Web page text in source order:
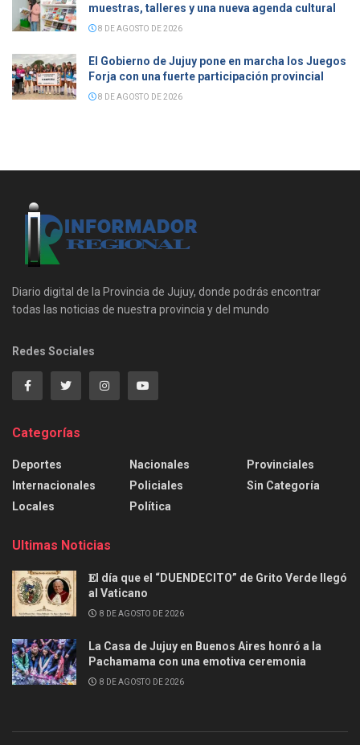
muestras, talleres y una nueva agenda cultural
8 DE AGOSTO DE 2026
El Gobierno de Jujuy pone en marcha los Juegos
Forja con una fuerte participación provincial
8 DE AGOSTO DE 2026
Diario digital de la Provincia de Jujuy, donde podrás encontrar
todas las noticias de nuestra provincia y del mundo
Redes Sociales
Categorías
Deportes
Internacionales
Locales
Nacionales
Policiales
Política
Provinciales
Sin Categoría
Ultimas Noticias
𝐄l día que el “DUENDECITO” de Grito Verde llegó
al Vaticano
8 DE AGOSTO DE 2026
La Casa de Jujuy en Buenos Aires honró a la
Pachamama con una emotiva ceremonia
8 DE AGOSTO DE 2026